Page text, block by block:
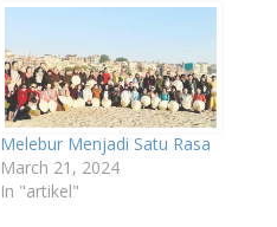
Melebur Menjadi Satu Rasa
March 21, 2024
In "artikel"